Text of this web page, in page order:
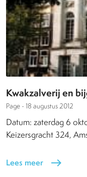
Kwakzalverij en
Page - 18 augustus 2012
Datum: zaterdag 6
Keizersgracht 324,
Lees meer east